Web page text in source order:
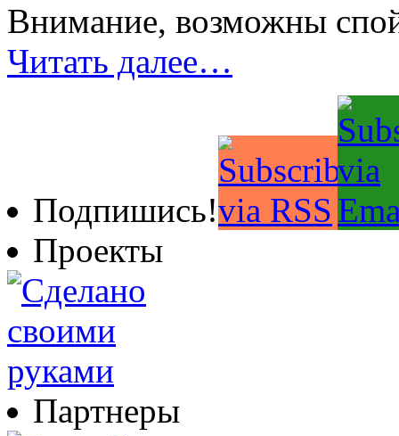
Внимание, возможны
Читать далее…
Подпишись!
Проекты
Партнеры